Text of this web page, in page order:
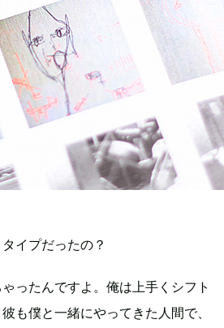
イプだったの？
ゃったんですよ。俺は上手くシフト
も僕と一緒にやってきた人間で、